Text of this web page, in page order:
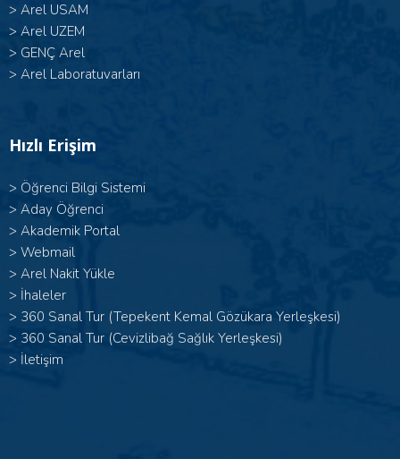
> Arel USAM
> Arel UZEM
> GENÇ Arel
> Arel Laboratuvarları
Hızlı Erişim
> Öğrenci Bilgi Sistemi
> Aday Öğrenci
> Akademik Portal
> Webmail
> Arel Nakit Yükle
> İhaleler
> 360 Sanal Tur (Tepekent Kemal Gözükara Yerleşkesi)
> 360 Sanal Tur (Cevizlibağ Sağlık Yerleşkesi)
> İletişim